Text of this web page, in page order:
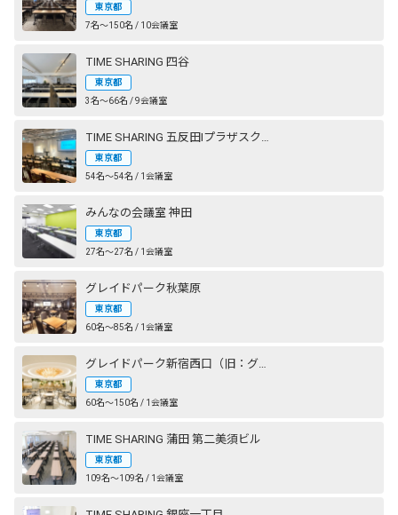
東京都
7名〜150名 / 10会議室
TIME SHARING 四谷
東京都
3名〜66名 / 9会議室
東京都
54名〜54名 / 1会議室
みんなの会議室 神田
東京都
27名〜27名 / 1会議室
グレイドパーク秋葉原
東京都
60名〜85名 / 1会議室
東京都
60名〜150名 / 1会議室
TIME SHARING 蒲田 第二美須ビル
東京都
109名〜109名 / 1会議室